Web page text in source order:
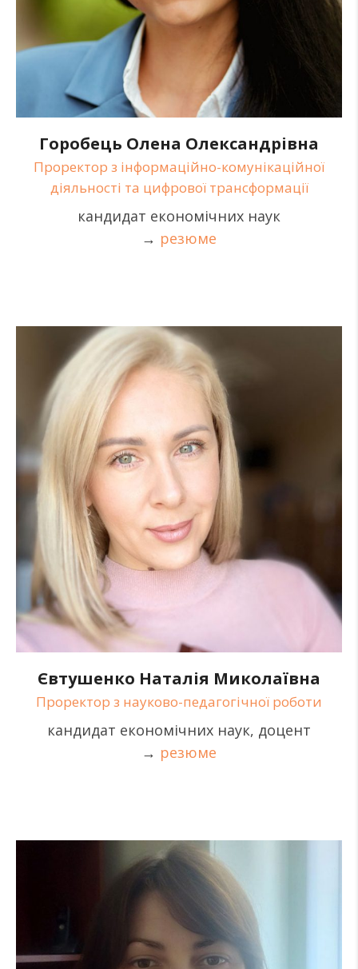
Горобець Олена Олександрівна
Проректор з інформаційно-комунікаційної
діяльності та цифрової трансформації
кандидат економічних наук
→ резюме
Євтушенко Наталія Миколаївна
Проректор з науково-педагогічної роботи
кандидат економічних наук, доцент
→ резюме